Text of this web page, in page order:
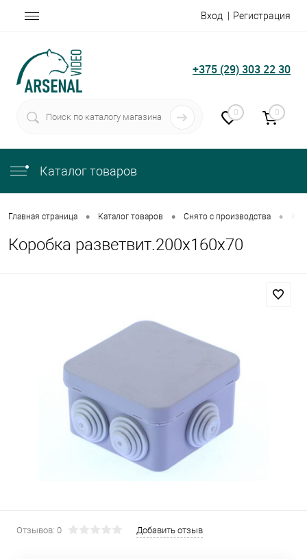
Вход Регистрация
+375 (29) 303 22 30
0 0
Каталог товаров
Главная страница • Каталог товаров • Снято с производства •
Коробка разветвит.200х160х70
Отзывов: 0 Добавить отзыв